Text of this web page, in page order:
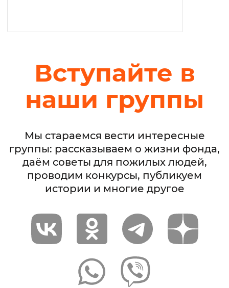
Вступайте в
наши группы
Мы стараемся вести интересные
группы: рассказываем о жизни фонда,
даём советы для пожилых людей,
проводим конкурсы, публикуем
истории и многие другое